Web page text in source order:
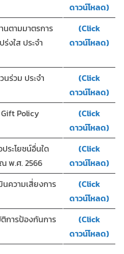
ดาวน์โหลด)
นตามมาตรการ
งใส ประจำ
(Click
ดาวน์โหลด)
นร่วม ประจำ
(Click
ดาวน์โหลด)
Policy
(Click
ดาวน์โหลด)
ระโยชน์อื่นใด
พ.ศ. 2566
(Click
ดาวน์โหลด)
นความเสี่ยงการ
(Click
ดาวน์โหลด)
การป้องกันการ
(Click
ดาวน์โหลด)